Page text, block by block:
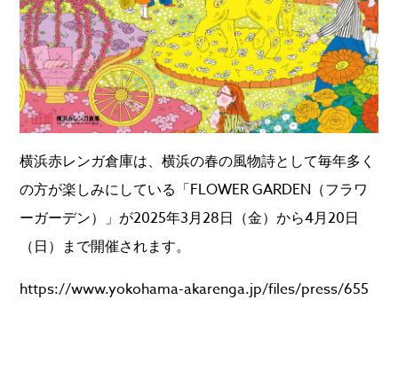
横浜赤レンガ倉庫は、横浜の春の風物詩として毎年多く
の方が楽しみにしている「FLOWER GARDEN（フラワ
ーガーデン）」が2025年3月28日（金）から4月20日
（日）まで開催されます。
https://www.yokohama-akarenga.jp/files/press/655